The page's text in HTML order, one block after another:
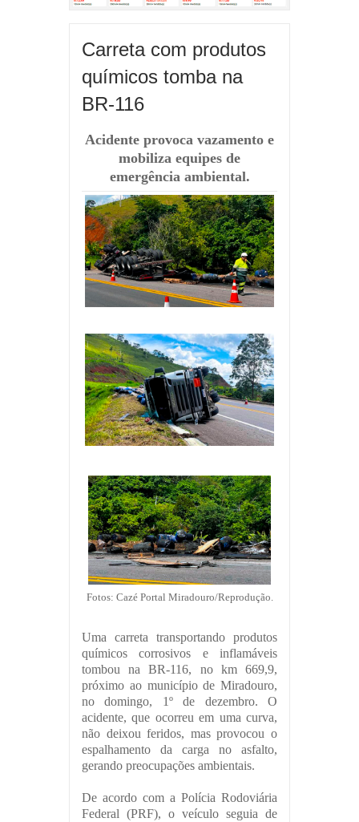
Carreta com produtos
químicos tomba na
BR-116
Acidente provoca vazamento e
mobiliza equipes de
emergência ambiental.
Fotos: Cazé Portal Miradouro/Reprodução.
Uma carreta transportando produtos
químicos corrosivos e inflamáveis
tombou na BR-116, no km 669,9,
próximo ao município de Miradouro,
no domingo, 1º de dezembro. O
acidente, que ocorreu em uma curva,
não deixou feridos, mas provocou o
espalhamento da carga no asfalto,
gerando preocupações ambientais.
De acordo com a Polícia Rodoviária
Federal (PRF), o veículo seguia de